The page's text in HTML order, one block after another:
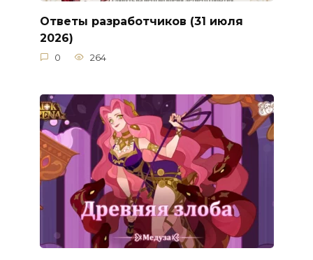
Ответы разработчиков (31 июля
2026)
0 264